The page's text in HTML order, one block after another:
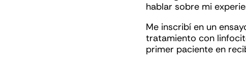
hablar sobre mi
Me inscribí en un
tratamiento con
primer paciente en